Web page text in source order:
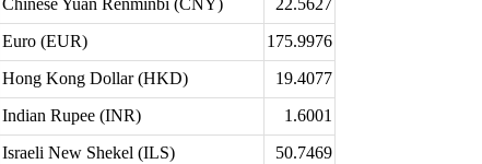
Chinese Yuan Renminbi (CNY)
22.5627
Euro (EUR)
175.9976
Hong Kong Dollar (HKD)
19.4077
Indian Rupee (INR)
1.6001
Israeli New Shekel (ILS)
50.7469